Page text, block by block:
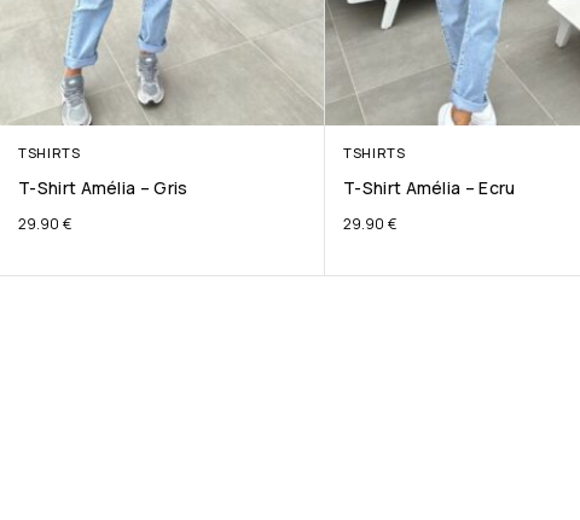
TSHIRTS
T-Shirt Amélia – Gris
29.90 €
TSHIRTS
T-Shirt Amélia – Ecru
29.90 €